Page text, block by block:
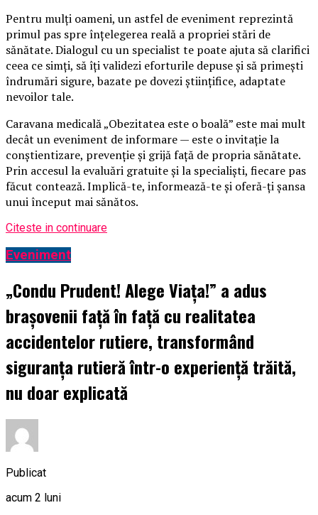
Pentru mulți oameni, un astfel de eveniment reprezintă
primul pas spre înțelegerea reală a propriei stări de
sănătate. Dialogul cu un specialist te poate ajuta să clarifici
ceea ce simți, să îți validezi eforturile depuse și să primești
îndrumări sigure, bazate pe dovezi științifice, adaptate
nevoilor tale.
Caravana medicală „Obezitatea este o boală” este mai mult
decât un eveniment de informare — este o invitație la
conștientizare, prevenție și grijă față de propria sănătate.
Prin accesul la evaluări gratuite și la specialiști, fiecare pas
făcut contează. Implică-te, informează-te și oferă-ți șansa
unui început mai sănătos.
Citeste in continuare
Eveniment
„Condu Prudent! Alege Viața!” a adus
brașovenii față în față cu realitatea
accidentelor rutiere, transformând
siguranța rutieră într-o experiență trăită,
nu doar explicată
Publicat
acum 2 luni